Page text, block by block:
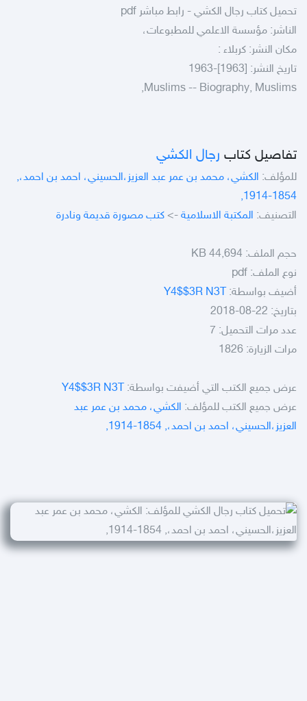
تحميل كتاب رجال الكشي - رابط مباشر pdf
الناشر: مؤسسة الاعلمي للمطبوعات،
مكان النشر: كربلاء :
تاريخ النشر: [1963]-1963
Muslims -- Biography, Muslims,
تفاصيل كتاب رجال الكشي
للمؤلف: الكشي، محمد بن عمر عبد العزيز،الحسيني، احمد بن احمد،,
1854-1914,
التصنيف: المكتبة الاسلامية -> كتب مصورة قديمة ونادرة
حجم الملف: 44,694 KB
نوع الملف: pdf
أضيف بواسطة: Y4$$3R N3T
بتاريخ: 22-08-2018
عدد مرات التحميل: 7
مرات الزيارة: 1826
عرض جميع الكتب التي أضيفت بواسطة: Y4$$3R N3T
عرض جميع الكتب للمؤلف: الكشي، محمد بن عمر عبد
العزيز،الحسيني، احمد بن احمد،, 1854-1914,